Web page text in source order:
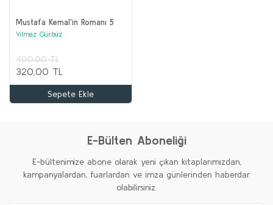
Mustafa Kemal'in Romanı 5
Yılmaz Gürbüz
400,00 TL
320,00 TL
Sepete Ekle
E-Bülten Aboneliği
E-bültenimize abone olarak yeni çıkan kitaplarımızdan,
kampanyalardan, fuarlardan ve imza günlerinden haberdar
olabilirsiniz.